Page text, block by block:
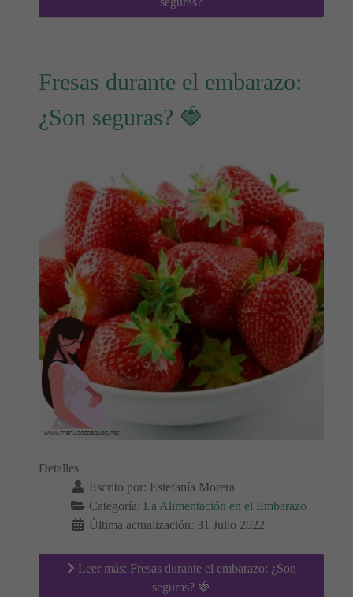
Fresas durante el embarazo:
¿Son seguras? 🍓
Detalles
Escrito por: Estefanía Morera
Categoría: La Alimentación en el Embarazo
Última actualización: 31 Julio 2022
Leer más: Fresas durante el embarazo: ¿Son
seguras? 🍓